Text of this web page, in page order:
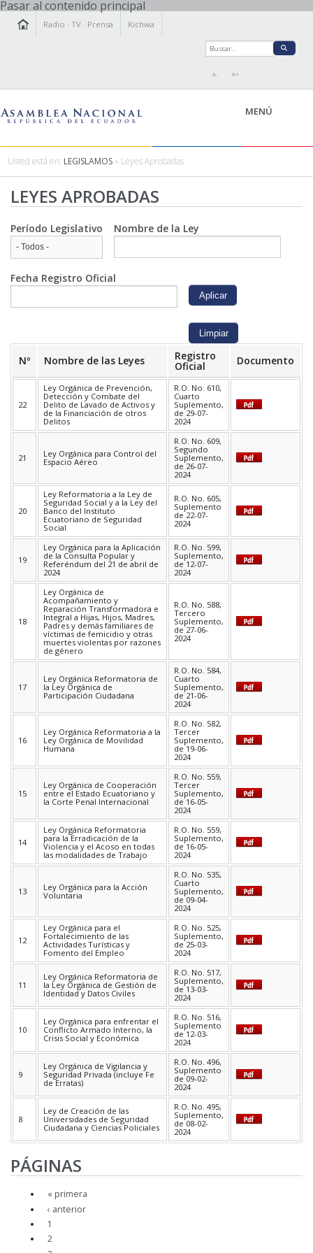
Pasar al contenido principal
Radio ·TV · Prensa Kichwa
A- A+
MENÚ
LA ASAMBLEA
LEGISLAMOS
FISCALIZAMOS
TRANSPARENCIA
PRENSA
PARTICIPACIÓN
Usted está en: LEGISLAMOS » Leyes Aprobadas
LEYES APROBADAS
Período Legislativo Nombre de la Ley
Fecha Registro Oficial
Nº Nombre de las Leyes Registro
Oficial Documento
22
Ley Orgánica de Prevención,
Detección y Combate del
Delito de Lavado de Activos y
de la Financiación de otros
Delitos
R.O. No. 610,
Cuarto
Suplemento,
de 29-07-
2024
21
Ley Orgánica para Control del
Espacio Aéreo
R.O. No. 609,
Segundo
Suplemento,
de 26-07-
2024
20
Ley Reformatoria a la Ley de
Seguridad Social y a la Ley del
Banco del Instituto
Ecuatoriano de Seguridad
Social
R.O. No. 605,
Suplemento
de 22-07-
2024
19
Ley Orgánica para la Aplicación
de la Consulta Popular y
Referéndum del 21 de abril de
2024
R.O. No. 599,
Suplemento,
de 12-07-
2024
18
Ley Orgánica de
Acompañamiento y
Reparación Transformadora e
Integral a Hijas, Hijos, Madres,
Padres y demás familiares de
víctimas de femicidio y otras
muertes violentas por razones
de género
R.O. No. 588,
Tercero
Suplemento,
de 27-06-
2024
17
Ley Orgánica Reformatoria de
la Ley Orgánica de
Participación Ciudadana
R.O. No. 584,
Cuarto
Suplemento,
de 21-06-
2024
16
Ley Orgánica Reformatoria a la
Ley Orgánica de Movilidad
Humana
R.O. No. 582,
Tercer
Suplemento,
de 19-06-
2024
15
Ley Orgánica de Cooperación
entre el Estado Ecuatoriano y
la Corte Penal Internacional
R.O. No. 559,
Tercer
Suplemento,
de 16-05-
2024
14
Ley Orgánica Reformatoria
para la Erradicación de la
Violencia y el Acoso en todas
las modalidades de Trabajo
R.O. No. 559,
Suplemento,
de 16-05-
2024
13
Ley Orgánica para la Acción
Voluntaria
R.O. No. 535,
Cuarto
Suplemento,
de 09-04-
2024
12
Ley Orgánica para el
Fortalecimiento de las
Actividades Turísticas y
Fomento del Empleo
R.O. No. 525,
Suplemento,
de 25-03-
2024
11
Ley Orgánica Reformatoria de
la Ley Orgánica de Gestión de
Identidad y Datos Civiles
R.O. No. 517,
Suplemento,
de 13-03-
2024
10
Ley Orgánica para enfrentar el
Conflicto Armado Interno, la
Crisis Social y Económica
R.O. No. 516,
Suplemento
de 12-03-
2024
9
Ley Orgánica de Vigilancia y
Seguridad Privada (incluye Fe
de Erratas)
R.O. No. 496,
Suplemento
de 09-02-
2024
8
Ley de Creación de las
Universidades de Seguridad
Ciudadana y Ciencias Policiales
R.O. No. 495,
Suplemento,
de 08-02-
2024
PÁGINAS
« primera
‹ anterior
1
2